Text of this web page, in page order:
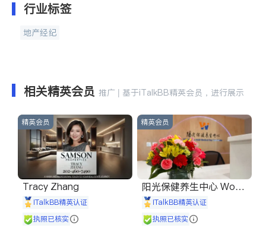
行业标签
地产经纪
相关精英会员 推广 | 基于iTalkBB精英会员，进行展示
精英会员
Tracy Zhang
iTalkBB精英认证
执照已核实
精英会员
阳光保健养生中心 World
shine
iTalkBB精英认证
执照已核实